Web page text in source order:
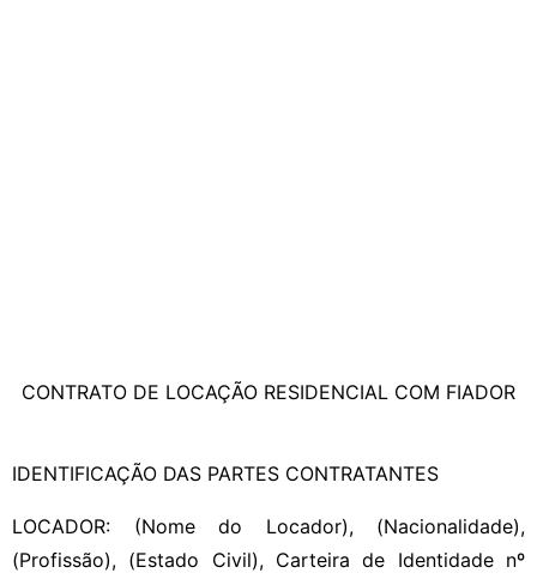
CONTRATO DE LOCAÇÃO RESIDENCIAL COM FIADOR
IDENTIFICAÇÃO DAS PARTES CONTRATANTES
LOCADOR: (Nome do Locador), (Nacionalidade),
(Profissão), (Estado Civil), Carteira de Identidade nº